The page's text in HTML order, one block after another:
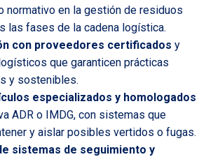
normativo en la gestión de residuos
las fases de la cadena logística.
con proveedores certificados y
que garanticen prácticas
y sostenibles.
especializados y homologados
ADR o IMDG, con sistemas que
y aislar posibles vertidos o fugas.
sistemas de seguimiento y